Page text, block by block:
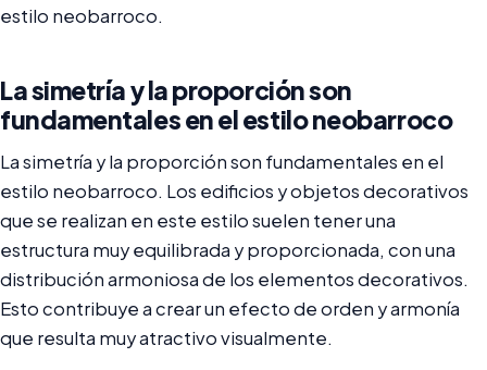
estilo neobarroco.
La simetría y la proporción son
fundamentales en el estilo neobarroco
La simetría y la proporción son fundamentales en el
estilo neobarroco. Los edificios y objetos decorativos
que se realizan en este estilo suelen tener una
estructura muy equilibrada y proporcionada, con una
distribución armoniosa de los elementos decorativos.
Esto contribuye a crear un efecto de orden y armonía
que resulta muy atractivo visualmente.